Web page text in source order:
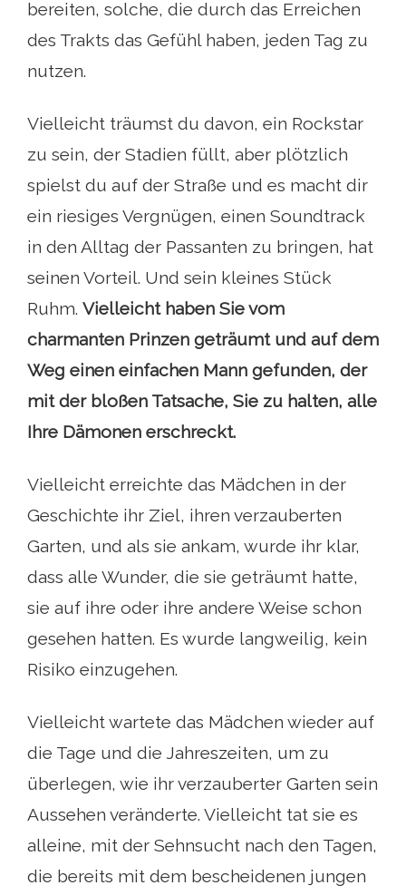
bereiten, solche, die durch das Erreichen
des Trakts das Gefühl haben, jeden Tag zu
nutzen.
Vielleicht träumst du davon, ein Rockstar
zu sein, der Stadien füllt, aber plötzlich
spielst du auf der Straße und es macht dir
ein riesiges Vergnügen, einen Soundtrack
in den Alltag der Passanten zu bringen, hat
seinen Vorteil. Und sein kleines Stück
Ruhm. Vielleicht haben Sie vom
charmanten Prinzen geträumt und auf dem
Weg einen einfachen Mann gefunden, der
mit der bloßen Tatsache, Sie zu halten, alle
Ihre Dämonen erschreckt.
Vielleicht erreichte das Mädchen in der
Geschichte ihr Ziel, ihren verzauberten
Garten, und als sie ankam, wurde ihr klar,
dass alle Wunder, die sie geträumt hatte,
sie auf ihre oder ihre andere Weise schon
gesehen hatten. Es wurde langweilig, kein
Risiko einzugehen.
Vielleicht wartete das Mädchen wieder auf
die Tage und die Jahreszeiten, um zu
überlegen, wie ihr verzauberter Garten sein
Aussehen veränderte. Vielleicht tat sie es
alleine, mit der Sehnsucht nach den Tagen,
die bereits mit dem bescheidenen jungen